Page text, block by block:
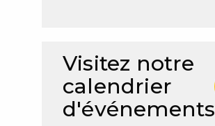
Visitez notre
calendrier
d'événements